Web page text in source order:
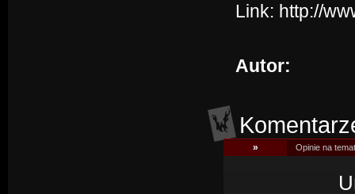
Link: http://
Autor:
» Opinie na